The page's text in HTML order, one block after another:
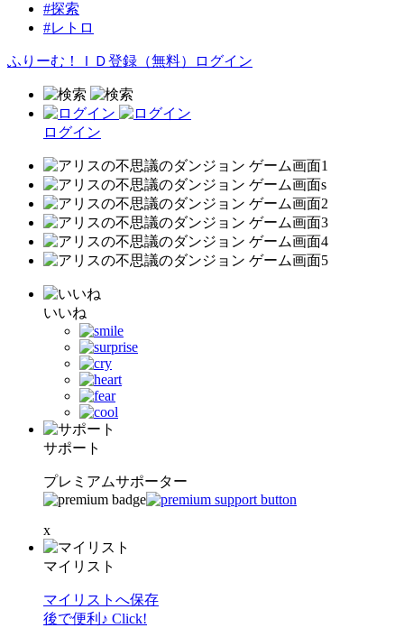
#探索
#レトロ
ふりーむ！ＩＤ登録（無料） ログイン
ログイン
いいね
サポート
プレミアムサポーター
x
マイリスト
マイリストへ保存
後で便利♪ Click!